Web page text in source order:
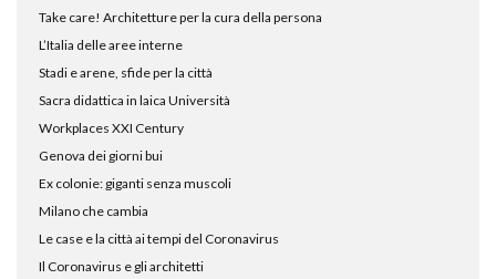
Take care! Architetture per la cura della persona
L’Italia delle aree interne
Stadi e arene, sfide per la città
Sacra didattica in laica Università
Workplaces XXI Century
Genova dei giorni bui
Ex colonie: giganti senza muscoli
Milano che cambia
Le case e la città ai tempi del Coronavirus
Il Coronavirus e gli architetti